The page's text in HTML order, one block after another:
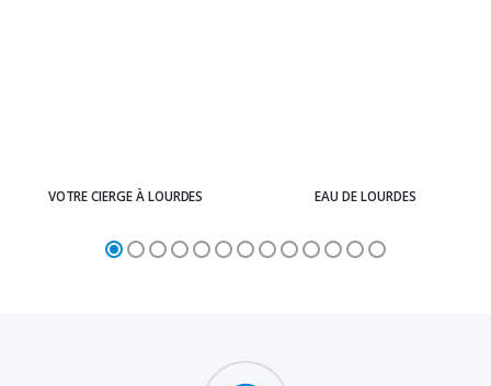
VOTRE CIERGE À LOURDES EAU DE LOURDES